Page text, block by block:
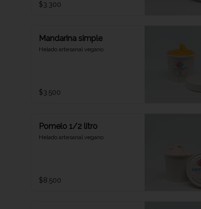
$3.300
Mandarina simple
Helado artesanal vegano
$3.500
Pomelo 1/2 litro
Helado artesanal vegano
$8.500